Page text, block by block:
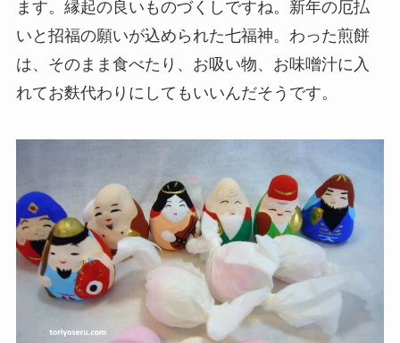
ます。縁起の良いものづくしですね。新年の厄払
いと招福の願いが込められた七福神。わった煎餅
は、そのまま食べたり、お吸い物、お味噌汁に入
れてお麩代わりにしてもいいんだそうです。